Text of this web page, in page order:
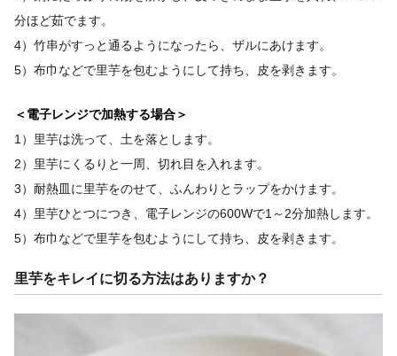
分ほど茹でます。
4）竹串がすっと通るようになったら、ザルにあけます。
5）布巾などで里芋を包むようにして持ち、皮を剥きます。
＜電子レンジで加熱する場合＞
1）里芋は洗って、土を落とします。
2）里芋にくるりと一周、切れ目を入れます。
3）耐熱皿に里芋をのせて、ふんわりとラップをかけます。
4）里芋ひとつにつき、電子レンジの600Wで1～2分加熱します。
5）布巾などで里芋を包むようにして持ち、皮を剥きます。
里芋をキレイに切る方法はありますか？